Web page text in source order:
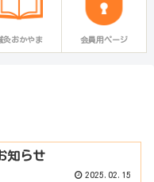
灸おかやま 会員用ページ
知らせ
2025.02.15